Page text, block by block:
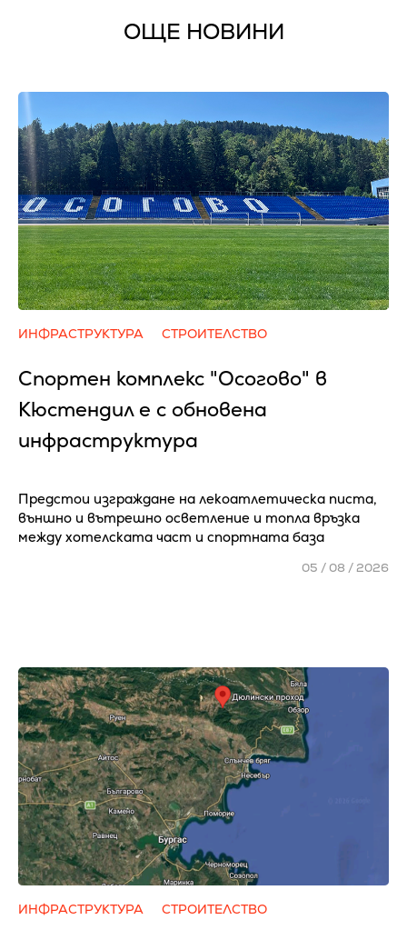
ОЩЕ НОВИНИ
ИНФРАСТРУКТУРА СТРОИТЕЛСТВО
Спортен комплекс "Осогово" в
Кюстендил е с обновена
инфраструктура
Предстои изграждане на лекоатлетическа писта,
външно и вътрешно осветление и топла връзка
между хотелската част и спортната база
05 / 08 / 2026
ИНФРАСТРУКТУРА СТРОИТЕЛСТВО